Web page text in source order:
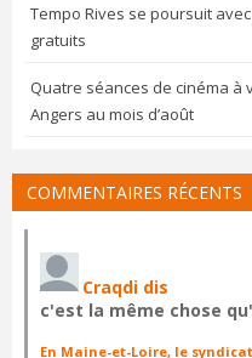
Tempo Rives se poursuit
gratuits
Quatre séances de cinéma à
Angers au mois d’août
COMMENTAIRES RÉCENTS
Craqdi dis
c'est la même chose
En Maine-et-Loire, le